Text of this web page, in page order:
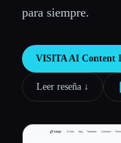
Comparar herramientas
para siempre.
VISITAAI Content
Leer reseña ↓︎